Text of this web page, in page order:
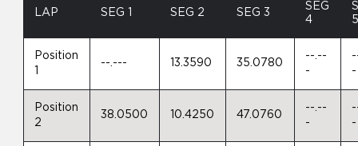
LAP SEG 1 SEG 2 SEG 3
SEG
4
Position
--.--- 13.3590 35.0780
--.--
-
-
Position
2
38.0500 10.4250 47.0760
--.--
-
-